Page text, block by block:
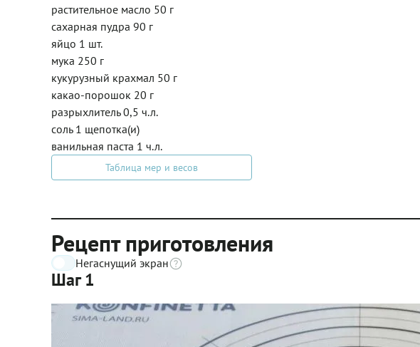
растительное масло 50 г
сахарная пудра 90 г
яйцо 1 шт.
мука 250 г
кукурузный крахмал 50 г
какао-порошок 20 г
разрыхлитель 0,5 ч.л.
соль 1 щепотка(и)
ванильная паста 1 ч.л.
Таблица мер и весов
Рецепт приготовления
Негаснущий экран
Шаг 1